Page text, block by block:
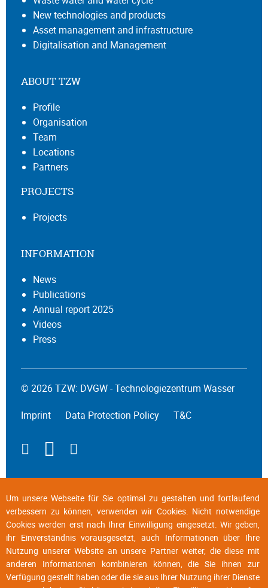
New technologies and products
Asset management and infrastructure
Digitalisation and Management
ABOUT TZW
Profile
Organisation
Team
Locations
Partners
PROJECTS
Projects
INFORMATION
News
Publications
Annual report 2025
Videos
Press
© 2026 TZW: DVGW - Technologiezentrum Wasser
Imprint Data Protection Policy T&C
Um unsere Webseite für Sie optimal zu gestalten und fortlaufend
verbessern zu können, verwenden wir Cookies. Nicht notwendige
Cookies werden erst nach Ihrer Einwilligung eingesetzt. Wir geben,
ihr Einverständnis vorausgesetzt, auch Informationen über Ihre
Nutzung unserer Website an unsere Partner weiter, die diese mit
anderen Informationen kombinieren können, die Sie ihnen zur
Verfügung gestellt haben oder die sie aus Ihrer Nutzung ihrer Dienste